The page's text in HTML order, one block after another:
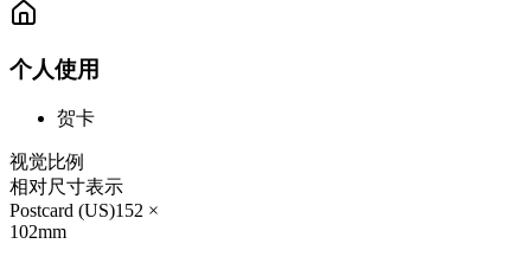
个人使用
贺卡
视觉比例
相对尺寸表示
Postcard (US)152 ×
102mm